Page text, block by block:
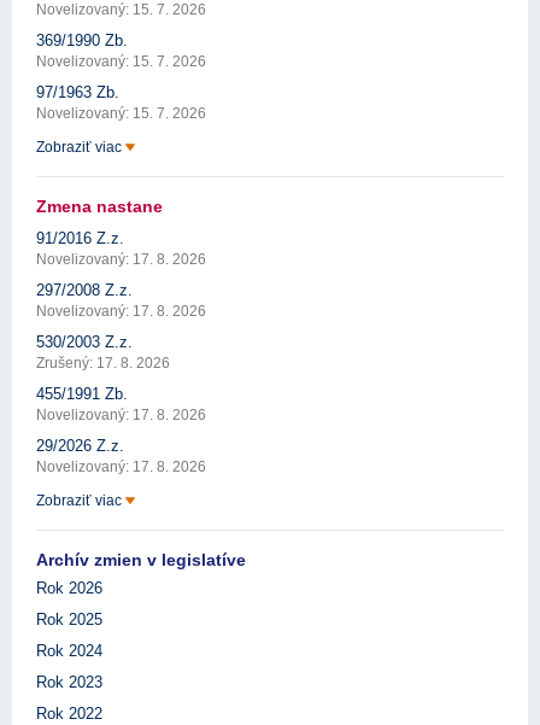
Novelizovaný: 15. 7. 2026
369/1990 Zb.
Novelizovaný: 15. 7. 2026
97/1963 Zb.
Novelizovaný: 15. 7. 2026
Zobraziť viac
Zmena nastane
91/2016 Z.z.
Novelizovaný: 17. 8. 2026
297/2008 Z.z.
Novelizovaný: 17. 8. 2026
530/2003 Z.z.
Zrušený: 17. 8. 2026
455/1991 Zb.
Novelizovaný: 17. 8. 2026
29/2026 Z.z.
Novelizovaný: 17. 8. 2026
Zobraziť viac
Archív zmien v legislatíve
Rok 2026
Rok 2025
Rok 2024
Rok 2023
Rok 2022